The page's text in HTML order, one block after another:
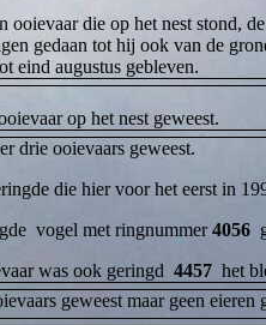
ooievaar die op het nest stond,
gedaan tot hij ook van de
eind augustus gebleven.
op het nest geweest.
drie ooievaars geweest.
die hier voor het eerst in
vogel met ringnummer 4056
was ook geringd 4457 het
geweest maar geen eieren